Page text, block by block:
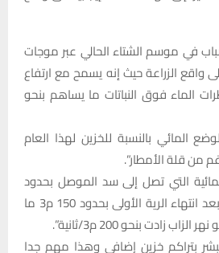
في موسم الشتاء الحالي عبر موجات
واقع الزراعة حيث إنه يسمح مع ارتفاع
الماء فوق النباتات ما يساهم بنحو
المائي بالنسبة للخزين لهذا العام
من قلة الأمطار”.
التي تصل إلى سد الموصل بحدود
350 م3/ثانية وما يطلق بعد انتهاء الرية الأولى بحدود 150 م3 ما
زادت بنحو 200 م3/ثانية”.
بتراكم خزين إضافي وهذا مهم جدا